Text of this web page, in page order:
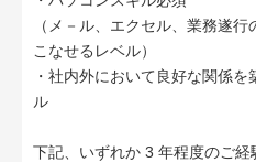
（メ－ル、エクセル、業務遂
こなせるレベル）
・社内外において良好な関係
ル
下記、いずれか 3 年程度のご経